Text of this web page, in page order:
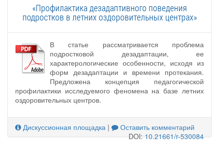
«Профилактика дезадаптивного поведения
подростков в летних оздоровительных центрах»
В статье рассматривается проблема
подростковой дезадаптации, ее
характерологические особенности, исходя из
форм дезадаптации и времени протекания.
Предложена концепция педагогической
профилактики исследуемого феномена на базе летних
оздоровительных центров.
Дискуссионная площадка |
Оставить комментарий
DOI:10.21661/r-530084